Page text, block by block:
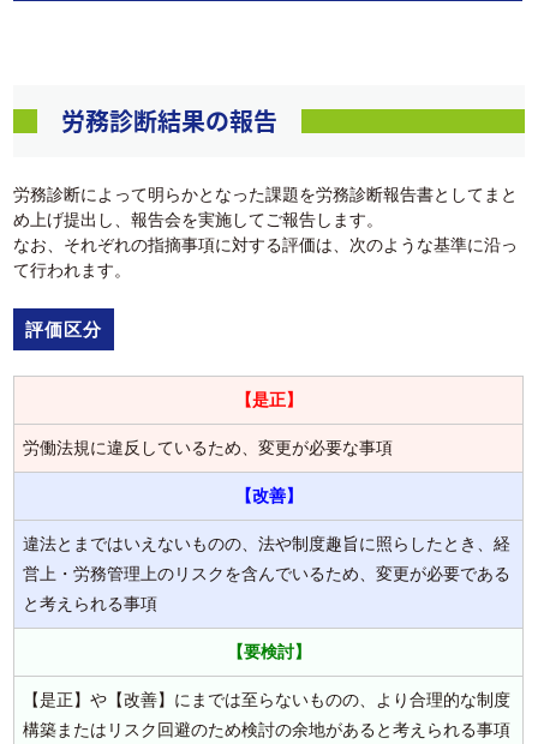
労務診断結果の報告
労務診断によって明らかとなった課題を労務診断報告書としてまと
め上げ提出し、報告会を実施してご報告します。
なお、それぞれの指摘事項に対する評価は、次のような基準に沿っ
て行われます。
評価区分
【是正】
労働法規に違反しているため、変更が必要な事項
【改善】
違法とまではいえないものの、法や制度趣旨に照らしたとき、経
営上・労務管理上のリスクを含んでいるため、変更が必要である
と考えられる事項
【要検討】
【是正】や【改善】にまでは至らないものの、より合理的な制度
構築またはリスク回避のため検討の余地があると考えられる事項